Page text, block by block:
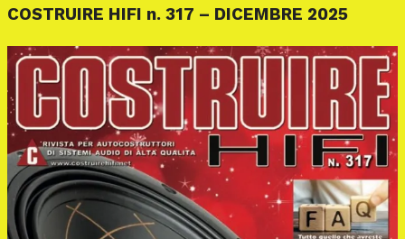
COSTRUIRE HIFI n. 317 – DICEMBRE 2025